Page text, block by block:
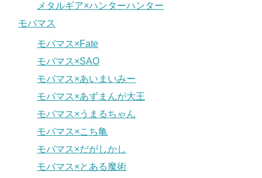
メタルギア×ハンターハンター
モバマス
モバマス×Fate
モバマス×SAO
モバマス×あいまいみー
モバマス×あずまんが大王
モバマス×うまるちゃん
モバマス×こち亀
モバマス×だがしかし
モバマス×とある魔術